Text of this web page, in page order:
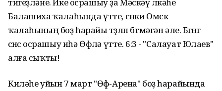
Балашиха ҡалаһында үтте, сөнки Омск
ҡалаһының боҙ һарайы төҙөлөп бөтмәгән әле. Бөгөнгө
өсөнсө осрашыу иһә Өфөлә үтте. 6:3 - "Салауат Юлаев"
алға сыҡты!
Киләһе уйын 7 март "Өфө-Арена" боҙ һарайында